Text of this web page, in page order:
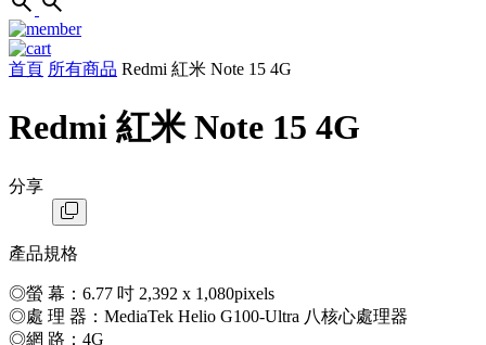
首頁 所有商品 Redmi 紅米 Note 15 4G
Redmi 紅米 Note 15 4G
分享
產品規格
◎螢 幕：6.77 吋 2,392 x 1,080pixels
◎處 理 器：MediaTek Helio G100-Ultra 八核心處理器
◎網 路：4G